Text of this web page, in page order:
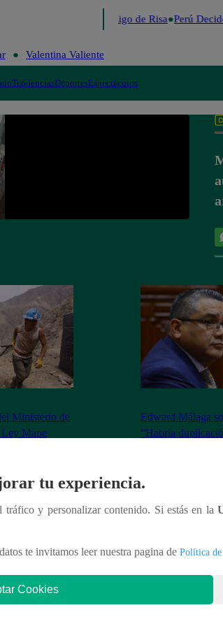
Me Caigo de Risa Perú
Valentina Valiente
TendenciasDeportesEspectáculos
Ministerio de
Mape
Edward Málaga
“Habría
tu experiencia.
tráfico y personalizar contenido. Si estás en la
te invitamos leer nuestra pagina de Política
Cookies